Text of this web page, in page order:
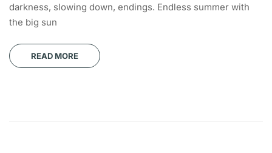
darkness, slowing down, endings. Endless summer with
the big sun
READ MORE